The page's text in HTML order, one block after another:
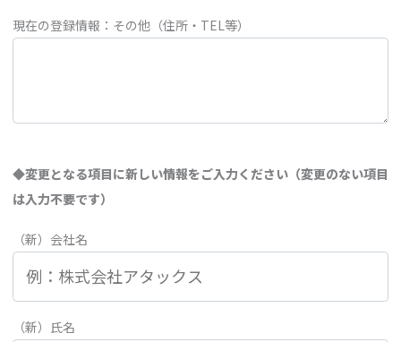
現在の登録情報：その他（住所・TEL等）
◆変更となる項目に新しい情報をご入力ください（変更のない項目
は入力不要です）
（新）会社名
（新）氏名